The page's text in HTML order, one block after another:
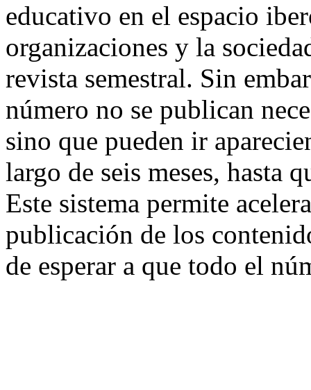
educativo en el espacio
organizaciones y la
revista semestral. Sin
número no se publican
sino que pueden ir
largo de seis meses, hasta
Este sistema permite
publicación de los
de esperar a que todo el